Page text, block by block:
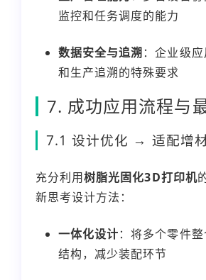
监控和任务调度的能力
数据安全与追溯：企业级
和生产追溯的特殊要求
7. 成功应用流程与
7.1 设计优化 → 适配增
充分利用树脂光固化3D打印机
新思考设计方法：
一体化设计：将多个零件
结构，减少装配环节